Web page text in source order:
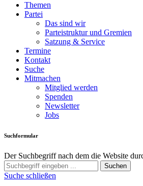
Themen
Partei
Das sind wir
Parteistruktur und Gremien
Satzung & Service
Termine
Kontakt
Suche
Mitmachen
Mitglied werden
Spenden
Newsletter
Jobs
Suchformular
Der Suchbegriff nach dem die Website
Suchen
Suche schließen